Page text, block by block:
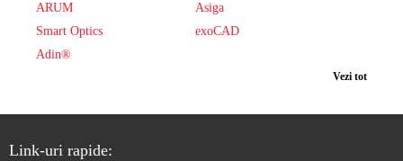
ARUM
Asiga
Smart Optics
exoCAD
Adin®
Vezi tot
Link-uri rapide: